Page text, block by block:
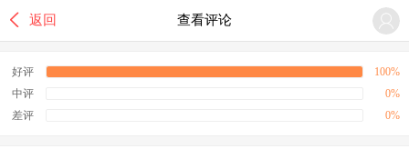
 返回 查看评论
好评
100%
中评
0%
差评
0%